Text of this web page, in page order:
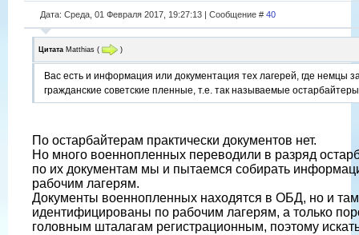
Дата: Среда, 01 Февраля 2017, 19:27:13 | Сообщение # 40
Цитата Matthias ( )
Вас есть и информация или документация тех лагерей, где немцы
гражданские советские пленные, т.е. так называемые
По остарбайтерам практически документов нет.
Но много военнопленных переводили в разряд
по их документам мы и пытаемся собирать
рабочим лагерям.
Документы военнопленных находятся в ОБД, но и
идентифицированы по рабочим лагерям, а только
головным шталагам регистрационным, поэтому